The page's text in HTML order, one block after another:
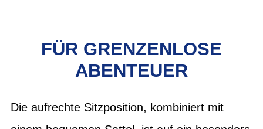
FÜR GRENZENLOSE
ABENTEUER
Die aufrechte Sitzposition, kombiniert mit